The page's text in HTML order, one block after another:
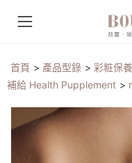
首頁 > 產品型錄 > 彩粧保
補給 Health Pupplement >